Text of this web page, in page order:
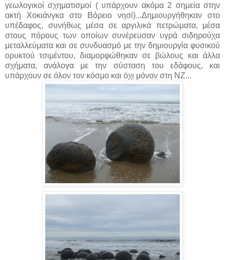
γεωλογικοί σχηματισμοί ( υπάρχουν ακόμα 2 σημεία στην
ακτή Χοκιάνγκα στο Βόρειο νησί)...Δημιουργήθηκαν στο
υπέδαφος, συνήθως μέσα σε αργιλικά πετρώματα, μέσα
στους πόρους των οποίων συνέρευσαν υγρά σιδηρούχα
μεταλλεύματα και σε συνδυασμό με την δημιουργία φυσικού
ορυκτού τσιμέντου, διαμορφώθηκαν σε βώλους και άλλα
σχήματα, ανάλογα με την σύσταση του εδάφους, και
υπάρχουν σε όλον τον κόσμο και όχι μόνον στη ΝΖ...